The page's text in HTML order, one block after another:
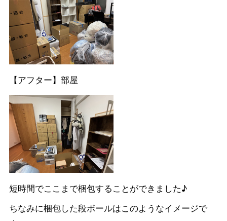
【アフター】部屋
短時間でここまで梱包することができました♪
ちなみに梱包した段ボールはこのようなイメージで